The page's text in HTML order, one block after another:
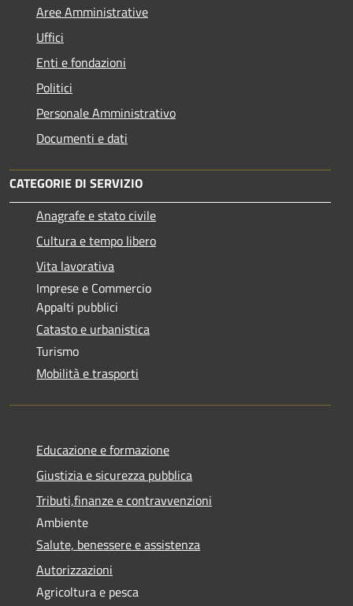
Aree Amministrative
Uffici
Enti e fondazioni
Politici
Personale Amministrativo
Documenti e dati
CATEGORIE DI SERVIZIO
Anagrafe e stato civile
Cultura e tempo libero
Vita lavorativa
Imprese e Commercio
Appalti pubblici
Catasto e urbanistica
Turismo
Mobilità e trasporti
Educazione e formazione
Giustizia e sicurezza pubblica
Tributi,finanze e contravvenzioni
Ambiente
Salute, benessere e assistenza
Autorizzazioni
Agricoltura e pesca